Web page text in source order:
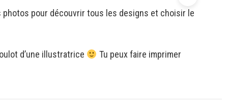
pour découvrir tous les designs et choisir le
d’une illustratrice
Tu peux faire imprimer